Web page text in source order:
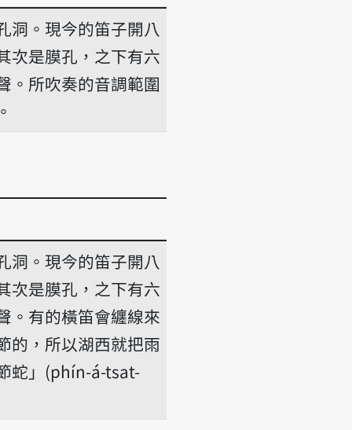
洞。現今的笛子開八
次是膜孔，之下有六
。所吹奏的音調範圍
洞。現今的笛子開八
次是膜孔，之下有六
。有的橫笛會纏線來
的，所以湖西就把雨
蛇」(phín-á-tsat-